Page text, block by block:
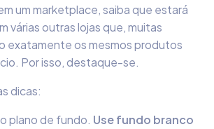
um marketplace, saiba que estará
várias outras lojas que, muitas
exatamente os mesmos produtos
Por isso, destaque-se.
dicas:
plano de fundo. Use fundo branco